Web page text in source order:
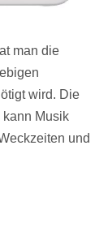
man die
wird. Die
kann Musik
und